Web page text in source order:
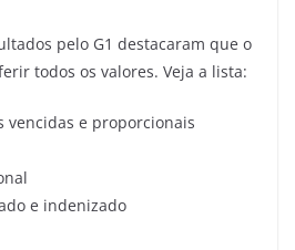
pelo G1 destacaram que o
todos os valores. Veja a lista:
vencidas e proporcionais
e indenizado